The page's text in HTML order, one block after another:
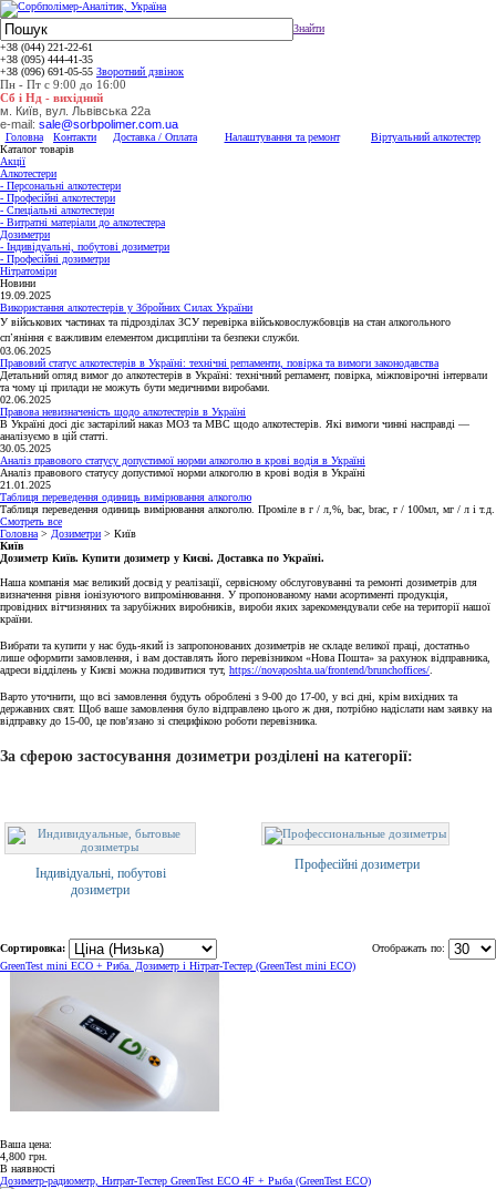
Знайти
+38 (044) 221-22-61
+38 (095) 444-41-35
+38 (096) 691-05-55 Зворотний дзвінок
Пн - Пт с 9:00 до 16:00
Сб і Нд - вихідний
м. Київ, вул. Львівська 22а
e-mail: sale@sorbpolimer.com.ua
Головна Контакти Доставка / Оплата Налаштування та ремонт
Віртуальний алкотестер
Каталог товарів
Акції
Алкотестери
- Персональні алкотестери
- Професійні алкотестери
- Спеціальні алкотестери
- Витратні матеріали до алкотестера
Дозиметри
- Індивідуальні, побутові дозиметри
- Професійні дозиметри
Нітратоміри
Новини
19.09.2025
Використання алкотестерів у Збройних Силах України
У військових частинах та підрозділах ЗСУ перевірка військовослужбовців на стан алкогольного
сп’яніння є важливим елементом дисципліни та безпеки служби.
03.06.2025
Правовий статус алкотестерів в Україні: технічні регламенти, повірка та вимоги законодавства
Детальний огляд вимог до алкотестерів в Україні: технічний регламент, повірка, міжповірочні інтервали
та чому ці прилади не можуть бути медичними виробами.
02.06.2025
Правова невизначеність щодо алкотестерів в Україні
В Україні досі діє застарілий наказ МОЗ та МВС щодо алкотестерів. Які вимоги чинні насправді —
аналізуємо в цій статті.
30.05.2025
Аналіз правового статусу допустимої норми алкоголю в крові водія в Україні
Аналіз правового статусу допустимої норми алкоголю в крові водія в Україні
21.01.2025
Таблиця переведення одиниць вимірювання алкоголю
Таблиця переведення одиниць вимірювання алкоголю. Проміле в г / л,%, bac, brac, г / 100мл, мг / л і т.д.
Смотреть все
Головна > Дозиметри > Київ
Київ
Дозиметр Київ. Купити дозиметр у Києві. Доставка по Україні.
Наша компанія має великий досвід у реалізації, сервісному обслуговуванні та ремонті дозиметрів для
визначення рівня іонізуючого випромінювання. У пропонованому нами асортименті продукція,
провідних вітчизняних та зарубіжних виробників, вироби яких зарекомендували себе на території нашої
країни.
Вибрати та купити у нас будь-який із запропонованих дозиметрів не складе великої праці, достатньо
лише оформити замовлення, і вам доставлять його перевізником «Нова Пошта» за рахунок відправника,
адреси відділень у Києві можна подивитися тут, https://novaposhta.ua/frontend/brunchoffices/.
Варто уточнити, що всі замовлення будуть оброблені з 9-00 до 17-00, у всі дні, крім вихідних та
державних свят. Щоб ваше замовлення було відправлено цього ж дня, потрібно надіслати нам заявку на
відправку до 15-00, це пов'язано зі специфікою роботи перевізника.
За сферою застосування дозиметри розділені на категорії:
Індивідуальні, побутові
дозиметри
Професійні дозиметри
Сортировка:
Отображать по:
GreenTest mini ECO + Риба. Дозиметр і Нітрат-Тестер (GreenTest mini ECO)
Ваша цена:
4,800 грн.
В наявності
Дозиметр-радиометр, Нитрат-Тестер GreenTest ECO 4F + Рыба (GreenTest ECO)